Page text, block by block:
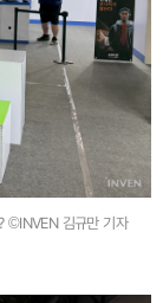
©INVEN 김규만 기자